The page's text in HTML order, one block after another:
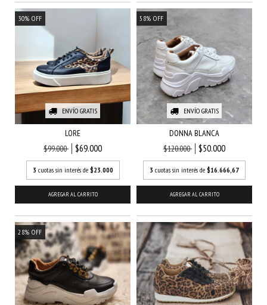
30% OFF
ENVÍO GRATIS
LORE
$99.000
$69.000
3 cuotas sin interés de $23.000
AGREGAR AL CARRITO
58% OFF
ENVÍO GRATIS
DONNA BLANCA
$120.000
$50.000
3 cuotas sin interés de $16.666,67
AGREGAR AL CARRITO
28% OFF